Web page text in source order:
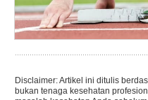
Disclaimer: Artikel ini ditulis
bukan tenaga kesehatan